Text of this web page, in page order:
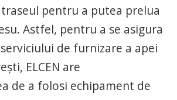
pentru a putea prelua
Astfel, pentru a se asigura
de furnizare a apei
ELCEN are
de a folosi echipament de